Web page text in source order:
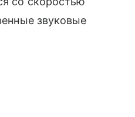
звуковые